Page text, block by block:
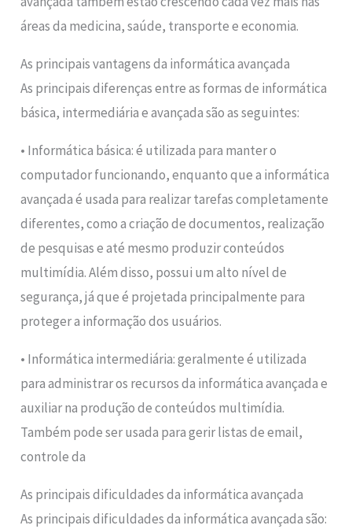
áreas da medicina, saúde, transporte e economia.
As principais vantagens da informática avançada
As principais diferenças entre as formas de informática
básica, intermediária e avançada são as seguintes:
• Informática básica: é utilizada para manter o
computador funcionando, enquanto que a informática
avançada é usada para realizar tarefas completamente
diferentes, como a criação de documentos, realização
de pesquisas e até mesmo produzir conteúdos
multimídia. Além disso, possui um alto nível de
segurança, já que é projetada principalmente para
proteger a informação dos usuários.
• Informática intermediária: geralmente é utilizada
para administrar os recursos da informática avançada e
auxiliar na produção de conteúdos multimídia.
Também pode ser usada para gerir listas de email,
controle da
As principais dificuldades da informática avançada
As principais dificuldades da informática avançada são: